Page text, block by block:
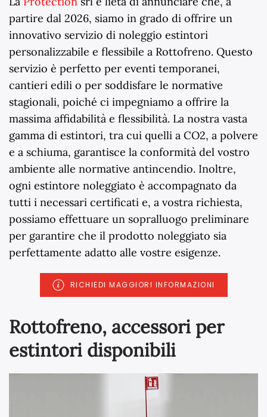
partire dal 2026, siamo in grado di offrire un
innovativo servizio di noleggio estintori
personalizzabile e flessibile a Rottofreno. Questo
servizio è perfetto per eventi temporanei,
cantieri edili o per soddisfare le normative
stagionali, poiché ci impegniamo a offrire la
massima affidabilità e flessibilità. La nostra vasta
gamma di estintori, tra cui quelli a CO2, a polvere
e a schiuma, garantisce la conformità del vostro
ambiente alle normative antincendio. Inoltre,
ogni estintore noleggiato è accompagnato da
tutti i necessari certificati e, a vostra richiesta,
possiamo effettuare un sopralluogo preliminare
per garantire che il prodotto noleggiato sia
perfettamente adatto alle vostre esigenze.
RICHIEDI MAGGIORI INFORMAZIONI
Rottofreno, accessori per
estintori disponibili